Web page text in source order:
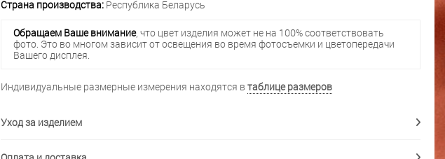
Страна производства:Республика Беларусь
Обращаем Ваше внимание, что цвет изделия может не на 100% соответствовать
фото. Это во многом зависит от освещения во время фотосъемки и цветопередачи
Вашего дисплея.
Индивидуальные размерные измерения находятся в таблице размеров
Уход за изделием